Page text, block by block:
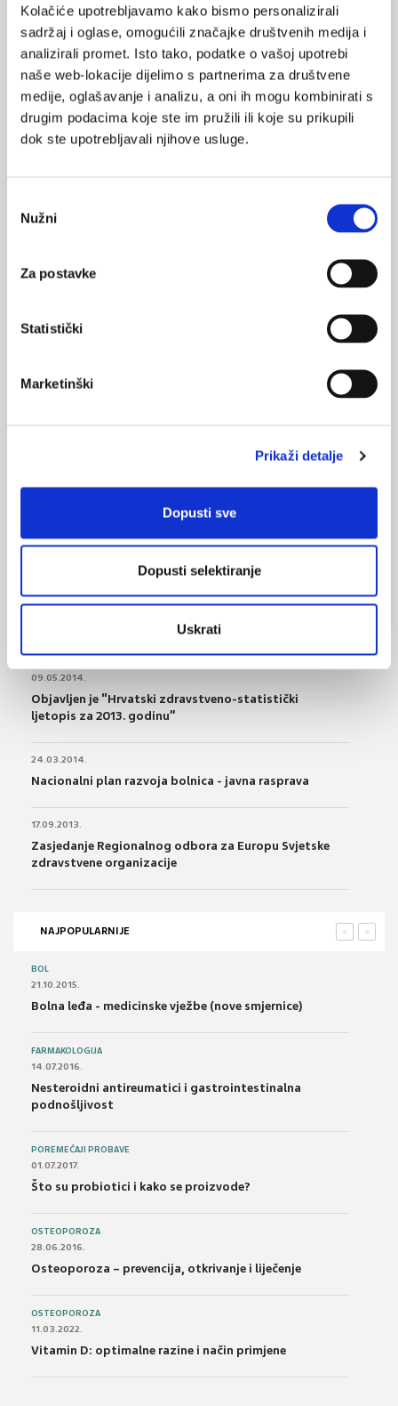
Kolačiće upotrebljavamo kako bismo personalizirali
sadržaj i oglase, omogućili značajke društvenih medija i
analizirali promet. Isto tako, podatke o vašoj upotrebi
naše web-lokacije dijelimo s partnerima za društvene
medije, oglašavanje i analizu, a oni ih mogu kombinirati s
drugim podacima koje ste im pružili ili koje su prikupili
dok ste upotrebljavali njihove usluge.
pristanka
Nužni
Za postavke
Statistički
Marketinški
Prikaži detalje
Dopusti sve
Dopusti selektiranje
Uskrati
osoba, te kako imamo nedovoljno razvijene dnevne bolnice.
Cijeli tekst dostupan je u Poslovnom dnevniku.
Tekst Nacrta strategije
pročitajte na web stranici Ministarstva
zdravlja a do 20. srpnja, dokad traje javna rasprava, možete
uputiti svoje komentare, primjedbe i prijedloge.
informatizacija
SVIĐA
0
NA VRH
Novi pravilnik o dopunskom radu liječnika
24.04.2015.
09.05.2014.
Objavljen je “Hrvatski zdravstveno-statistički
ljetopis za 2013. godinu”
24.03.2014.
Nacionalni plan razvoja bolnica - javna rasprava
17.09.2013.
Zasjedanje Regionalnog odbora za Europu Svjetske
zdravstvene organizacije
NAJPOPULARNIJE >
<
BOL
21.10.2015.
Bolna leđa - medicinske vježbe (nove smjernice)
FARMAKOLOGIJA
14.07.2016.
Nesteroidni antireumatici i gastrointestinalna
podnošljivost
POREMEĆAJI PROBAVE
01.07.2017.
Što su probiotici i kako se proizvode?
OSTEOPOROZA
28.06.2016.
Osteoporoza – prevencija, otkrivanje i liječenje
OSTEOPOROZA
11.03.2022.
Vitamin D: optimalne razine i način primjene